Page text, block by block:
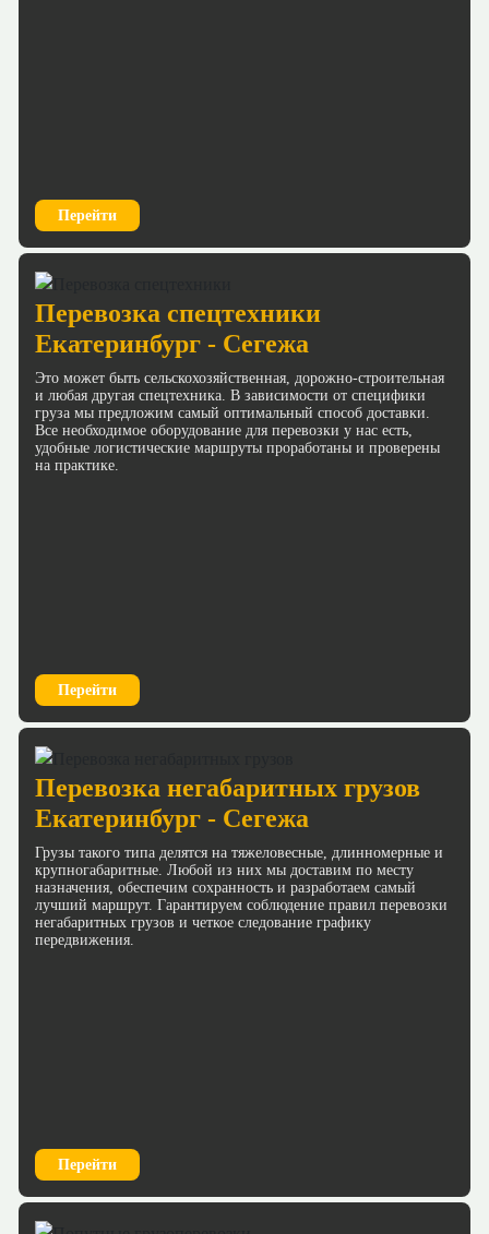
Перейти
Перевозка спецтехники
Екатеринбург - Сегежа
Это может быть сельскохозяйственная, дорожно-строительная
и любая другая спецтехника. В зависимости от специфики
груза мы предложим самый оптимальный способ доставки.
Все необходимое оборудование для перевозки у нас есть,
удобные логистические маршруты проработаны и проверены
на практике.
Перейти
Перевозка негабаритных грузов
Екатеринбург - Сегежа
Грузы такого типа делятся на тяжеловесные, длинномерные и
крупногабаритные. Любой из них мы доставим по месту
назначения, обеспечим сохранность и разработаем самый
лучший маршрут. Гарантируем соблюдение правил перевозки
негабаритных грузов и четкое следование графику
передвижения.
Перейти